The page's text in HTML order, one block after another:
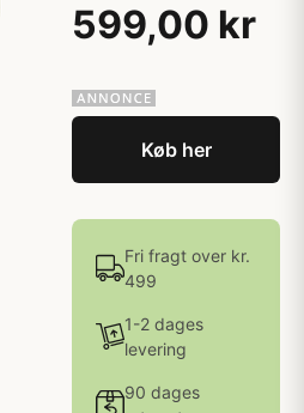
599,00 kr
Køb her
Fri fragt over kr.
499
1-2 dages
levering
90 dages